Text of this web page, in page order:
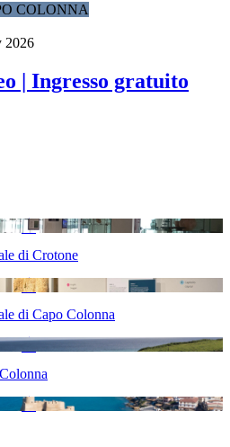
COLONNA
2026
| Ingresso gratuito
di Crotone
di Capo Colonna